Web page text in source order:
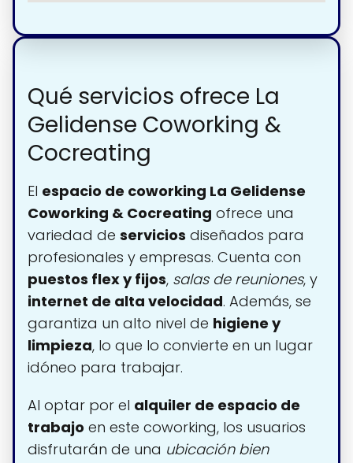
Qué servicios ofrece La
Gelidense Coworking &
Cocreating
El espacio de coworking La Gelidense
Coworking & Cocreating ofrece una
variedad de servicios diseñados para
profesionales y empresas. Cuenta con
puestos flex y fijos, salas de reuniones, y
internet de alta velocidad. Además, se
garantiza un alto nivel de higiene y
limpieza, lo que lo convierte en un lugar
idóneo para trabajar.
Al optar por el alquiler de espacio de
trabajo en este coworking, los usuarios
disfrutarán de una ubicación bien